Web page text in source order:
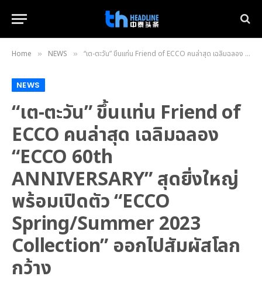
Home » NEWS » “เต-ตะวัน” ขึ้นแท่น Friend of ECCO คนล่าสุด เฉลิมฉลอง “ECCO 60th ANNIVERSARY” สุดยิ่งใหญ่ พร้อมเปิดตัว “ECCO Spring/Summer 2023 Collection” ออกไปสัมผัสโลกกว้าง
NEWS
“เต-ตะวัน” ขึ้นแท่น Friend of
ECCO คนล่าสุด เฉลิมฉลอง
“ECCO 60th
ANNIVERSARY” สุดยิ่งใหญ่
พร้อมเปิดตัว “ECCO
Spring/Summer 2023
Collection” ออกไปสัมผัสโลก
กว้าง